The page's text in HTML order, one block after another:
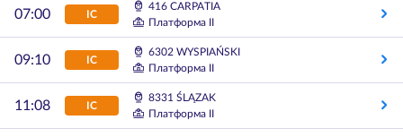
07:00 IC
416 CARPATIA
Платформа II
09:10 IC
6302 WYSPIAŃSKI
Платформа II
11:08 IC
8331 ŚLĄZAK
Платформа II